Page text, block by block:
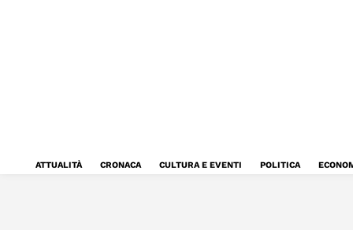
ATTUALITÀ CRONACA CULTURA E EVENTI POLITICA